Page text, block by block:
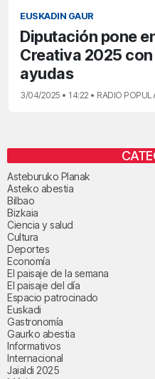
EUSKADIN GAUR
Diputación pone
Creativa 2025
ayudas
3/04/2025 • 14:22 • RADIO
Asteburuko Planak
Asteko abestia
Bilbao
Bizkaia
Ciencia y salud
Cultura
Deportes
Economía
El paisaje de la semana
El paisaje del día
Espacio patrocinado
Euskadi
Gastronomía
Gaurko abestia
Informativos
Internacional
Jaialdi 2025